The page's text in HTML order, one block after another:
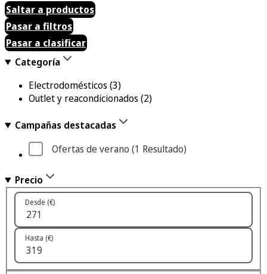
Saltar a productos
Pasar a filtros
Pasar a clasificar
Categoría
Electrodomésticos (3)
Outlet y reacondicionados (2)
Campañas destacadas
Ofertas de verano (1 Resultado)
Precio
Desde (€)
Hasta (€)